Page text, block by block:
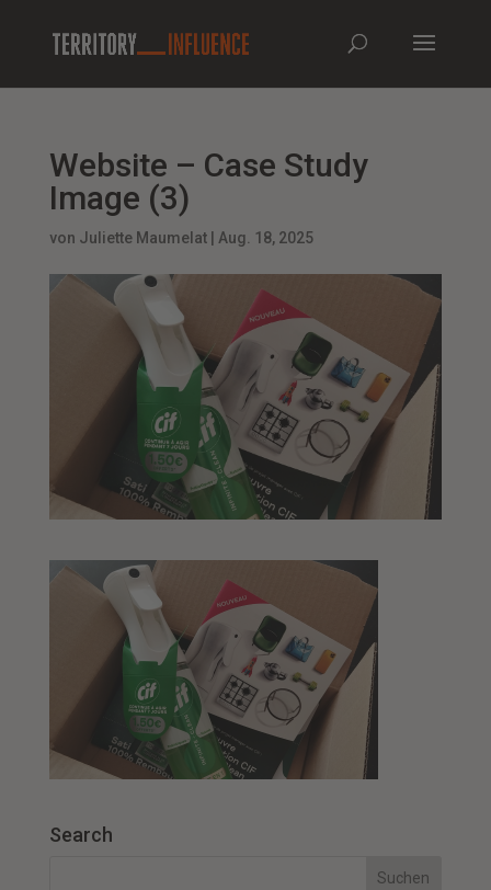
Website – Case Study
Image (3)
von Juliette Maumelat| Aug. 18, 2025
Search